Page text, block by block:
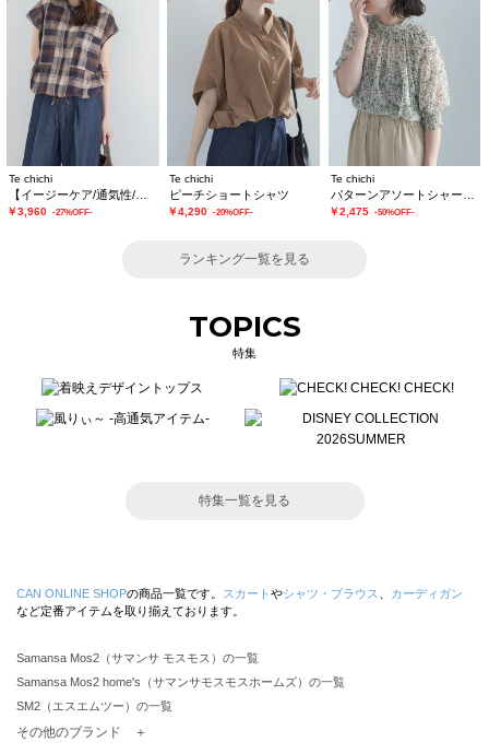
Te chichi
￥3,960 -27%OFF-
Te chichi
ピーチショートシャツ
￥4,290 -20%OFF-
Te chichi
￥2,475 -50%OFF-
ランキング一覧を見る
TOPICS
特集
特集一覧を見る
CAN ONLINE SHOPの商品一覧です。 スカート やシャツ・ブラウス
カーディガン
など定番アイテムを取り揃えております。
Samansa Mos2（サマンサ モスモス）の一覧
Samansa Mos2 home's（サマンサモスモスホームズ）の一覧
SM2（エスエムツー）の一覧
TSUHARU by Samansa Mos2（ツハルバイサマンサモスモス）の一覧
その他のブランド ＋